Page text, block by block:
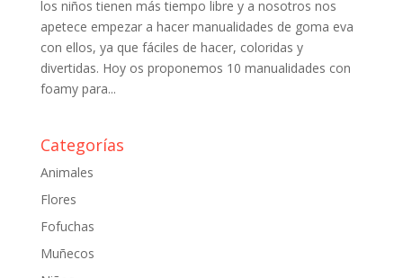
los niños tienen más tiempo libre y a nosotros nos
apetece empezar a hacer manualidades de goma eva
con ellos, ya que fáciles de hacer, coloridas y
divertidas. Hoy os proponemos 10 manualidades con
foamy para...
Categorías
Animales
Flores
Fofuchas
Muñecos